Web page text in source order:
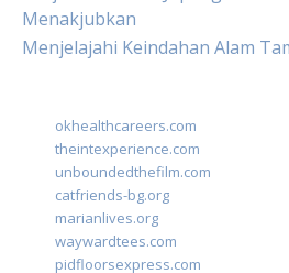
Menakjubkan
Menjelajahi Keindahan Alam
okhealthcareers.com
theintexperience.com
unboundedthefilm.com
catfriends-bg.org
marianlives.org
waywardtees.com
pidfloorsexpress.com